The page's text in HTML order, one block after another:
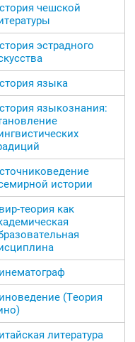
чешской
эстрадного
языка
языкознания:
истории
теория как
(Теория
литература